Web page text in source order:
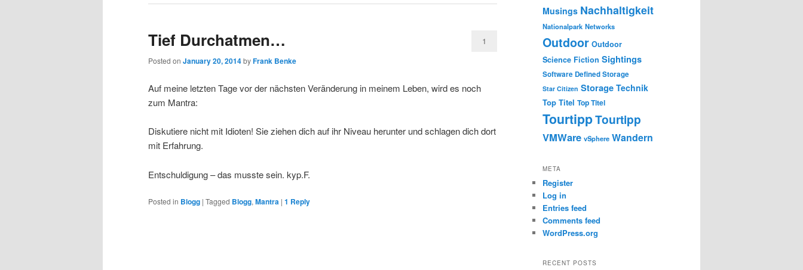
Tief Durchatmen…
Posted on January 20, 2014byFrank Benke
1
Auf meine letzten Tage vor der nächsten Veränderung in meinem Leben, wird es noch
zum Mantra:
Diskutiere nicht mit Idioten! Sie ziehen dich auf ihr Niveau herunter und schlagen dich dort
mit Erfahrung.
Entschuldigung – das musste sein. kyp.F.
Posted in Blogg | Tagged Blogg, Mantra | 1 Reply
Musings Nachhaltigkeit
Nationalpark Networks
Outdoor Outdoor
Science Fiction Sightings
Software Defined Storage
Star Citizen Storage Technik
Top Titel Top Titel
TourtippTourtipp
VMWare vSphere Wandern
META
Register
Log in
Entries feed
Comments feed
WordPress.org
RECENT POSTS